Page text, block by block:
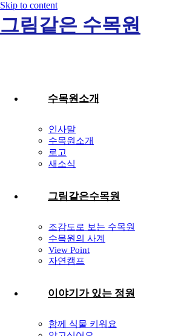
Skip to content
그림같은 수목원
수목원소개
인사말
수목원소개
로고
새소식
그림같은수목원
조감도로 보는 수목원
수목원의 사계
View Point
자연캠프
이야기가 있는 정원
함께 식물 키워요